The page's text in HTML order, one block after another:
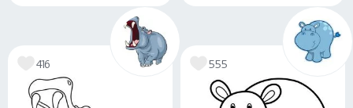
416 555